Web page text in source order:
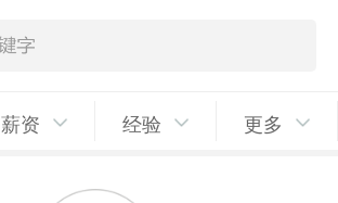
薪资 经验 更多